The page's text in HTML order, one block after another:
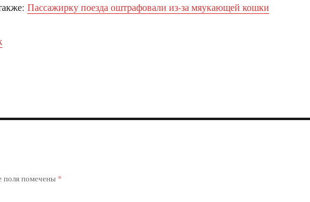
Пассажирку поезда оштрафовали из-за мяукающей кошки
поля помечены *